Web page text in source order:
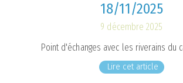
18/11/2025
9 décembre 2025
Point d'échanges avec les riverains du
Lire cet article